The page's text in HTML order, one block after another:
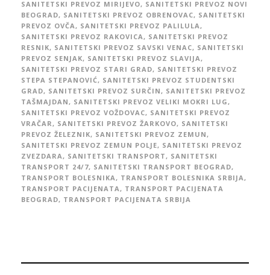
SANITETSKI PREVOZ MIRIJEVO, SANITETSKI PREVOZ NOVI
BEOGRAD, SANITETSKI PREVOZ OBRENOVAC, SANITETSKI
PREVOZ OVČA, SANITETSKI PREVOZ PALILULA,
SANITETSKI PREVOZ RAKOVICA, SANITETSKI PREVOZ
RESNIK, SANITETSKI PREVOZ SAVSKI VENAC, SANITETSKI
PREVOZ SENJAK, SANITETSKI PREVOZ SLAVIJA,
SANITETSKI PREVOZ STARI GRAD, SANITETSKI PREVOZ
STEPA STEPANOVIĆ, SANITETSKI PREVOZ STUDENTSKI
GRAD, SANITETSKI PREVOZ SURČIN, SANITETSKI PREVOZ
TAŠMAJDAN, SANITETSKI PREVOZ VELIKI MOKRI LUG,
SANITETSKI PREVOZ VOŽDOVAC, SANITETSKI PREVOZ
VRAČAR, SANITETSKI PREVOZ ŽARKOVO, SANITETSKI
PREVOZ ŽELEZNIK, SANITETSKI PREVOZ ZEMUN,
SANITETSKI PREVOZ ZEMUN POLJE, SANITETSKI PREVOZ
ZVEZDARA, SANITETSKI TRANSPORT, SANITETSKI
TRANSPORT 24/7, SANITETSKI TRANSPORT BEOGRAD,
TRANSPORT BOLESNIKA, TRANSPORT BOLESNIKA SRBIJA,
TRANSPORT PACIJENATA, TRANSPORT PACIJENATA
BEOGRAD, TRANSPORT PACIJENATA SRBIJA